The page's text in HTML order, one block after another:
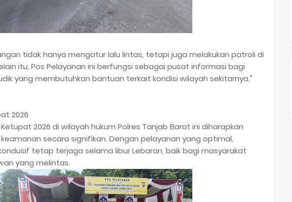
tidak hanya mengatur lalu lintas, tetapi juga melakukan patroli di
itu, Pos Pelayanan ini berfungsi sebagai pusat informasi bagi
yang membutuhkan bantuan terkait kondisi wilayah sekitarnya,"
2026
2026 di wilayah hukum Polres Tanjab Barat ini diharapkan
secara signifikan. Dengan pelayanan yang optimal,
tetap terjaga selama libur Lebaran, baik bagi masyarakat
yang melintas.